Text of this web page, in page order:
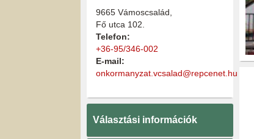
9665 Vámoscsalád,
Fő utca 102.
Telefon:
+36-95/346-002
E-mail:
onkormanyzat.vcsalad@repcenet.hu
Választási információk